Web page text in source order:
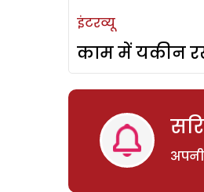
इंटरव्यू
काम में यकीन